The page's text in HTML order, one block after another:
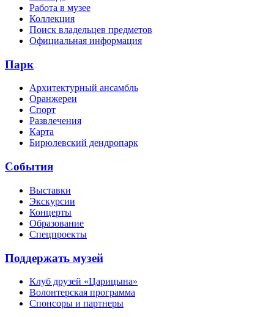
Работа в музее
Коллекция
Поиск владельцев предметов
Официальная информация
Парк
Архитектурный ансамбль
Оранжереи
Спорт
Развлечения
Карта
Бирюлевский дендропарк
События
Выставки
Экскурсии
Концерты
Образование
Спецпроекты
Поддержать музей
Клуб друзей «Царицына»
Волонтерская программа
Спонсоры и партнеры